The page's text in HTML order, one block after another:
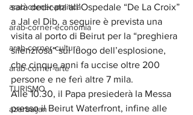
arab-corner-politica
arab-corner-economia
arab-corner-cultura
arab-corner-arte
TURISMO
azerbaijan
sarà dedicata all’Ospedale “De La Croix”
a Jal el Dib, a seguire è prevista una
visita al porto di Beirut per la “preghiera
silenziosa” sul luogo dell’esplosione,
che cinque anni fa uccise oltre 200
persone e ne ferì altre 7 mila.
Alle 10.30, il Papa presiederà la Messa
presso il Beirut Waterfront, infine alle